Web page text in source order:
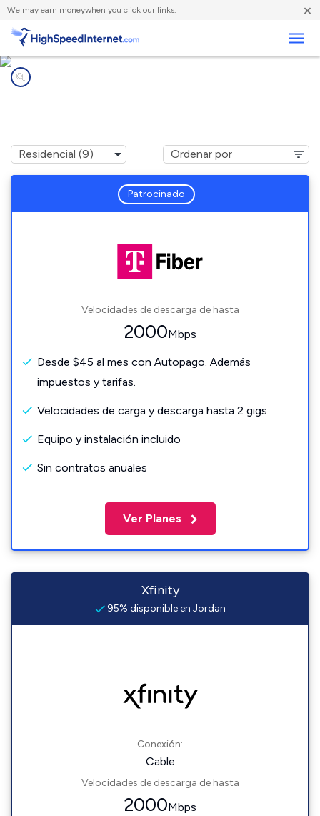
We may earn moneywhen you click our links. ×
Patrocinado
Velocidades de descarga de hasta
2000Mbps
Desde $45 al mes con Autopago. Además
impuestos y tarifas.
Velocidades de carga y descarga hasta 2 gigs
Equipo y instalación incluido
Sin contratos anuales
Ver Planes
Xfinity
95% disponible en Jordan
Conexión:
Cable
Velocidades de descarga de hasta
2000Mbps